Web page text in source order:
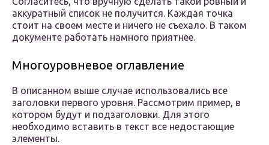
аккуратный список не получится. Каждая точка
стоит на своем месте и ничего не съехало. В таком
документе работать намного приятнее.
Многоуровневое оглавление
В описанном выше случае использовались все
заголовки первого уровня. Рассмотрим пример, в
котором будут и подзаголовки. Для этого
необходимо вставить в текст все недостающие
элементы.